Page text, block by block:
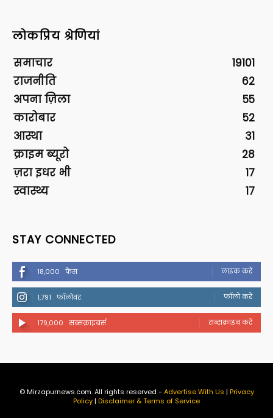
लोकप्रिय श्रेणियां
समाचार
19101
राजनीति
62
अपना ज़िला
55
कारोबार
52
आस्था
31
क्राइम ब्यूरो
28
ज़रा इधर भी
17
स्वास्थ्य
17
STAY CONNECTED
18,000 फैंस लाइक करें
1,791 फॉलोवर फॉलो करें
179,000 सब्सक्राइबर्स सब्सक्राइब करें
© Mirzapurnews.com. All rights reserved - Advertise With Us | Privacy
Policy| Disclaimer & Terms of Service